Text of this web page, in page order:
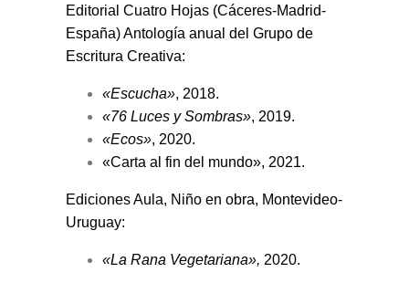
Editorial Cuatro Hojas (Cáceres-Madrid-
España) Antología anual del Grupo de
Escritura Creativa:
«Escucha», 2018.
«76 Luces y Sombras», 2019.
«Ecos», 2020.
«Carta al fin del mundo», 2021.
Ediciones Aula, Niño en obra, Montevideo-
Uruguay:
«La Rana Vegetariana», 2020.